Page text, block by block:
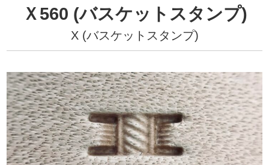
Ｘ560 (バスケットスタンプ)
X (バスケットスタンプ)